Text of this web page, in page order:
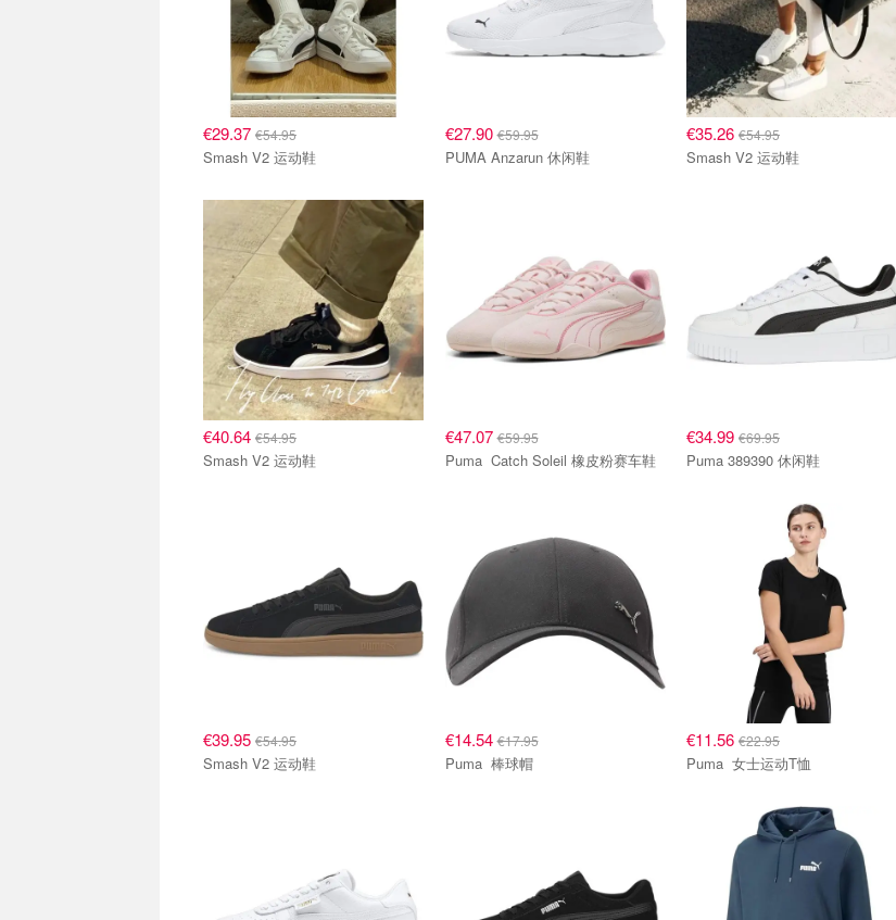
€29.37 €54.95
Smash V2 运动鞋
€27.90€59.95
PUMA Anzarun 休闲鞋
€35.26 €54.95
Smash V2 运动鞋
€40.64 €54.95
Smash V2 运动鞋
€47.07€59.95
Puma Catch Soleil 橡皮粉赛车鞋
€34.99 €69.95
Puma 389390 休闲鞋
€39.95 €54.95
Smash V2 运动鞋
€14.54€17.95
Puma 棒球帽
€11.56 €22.95
Puma 女士运动T恤